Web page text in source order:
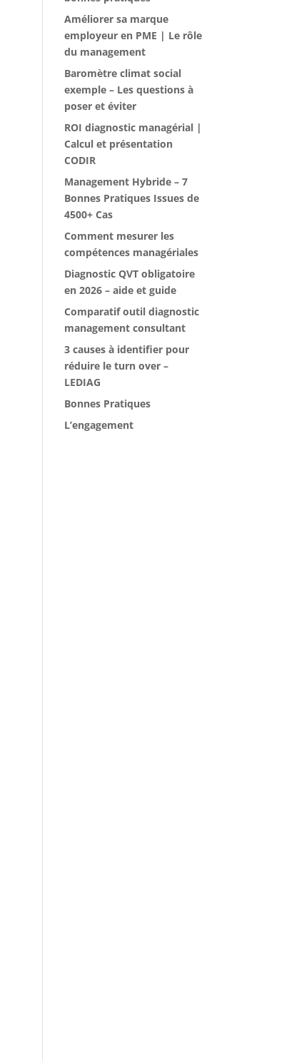
Améliorer sa marque
employeur en PME | Le rôle
du management
Baromètre climat social
exemple – Les questions à
poser et éviter
ROI diagnostic managérial |
Calcul et présentation
CODIR
Management Hybride – 7
Bonnes Pratiques Issues de
4500+ Cas
Comment mesurer les
compétences managériales
Diagnostic QVT obligatoire
en 2026 – aide et guide
Comparatif outil diagnostic
management consultant
3 causes à identifier pour
réduire le turn over –
LEDIAG
Bonnes Pratiques
L’engagement